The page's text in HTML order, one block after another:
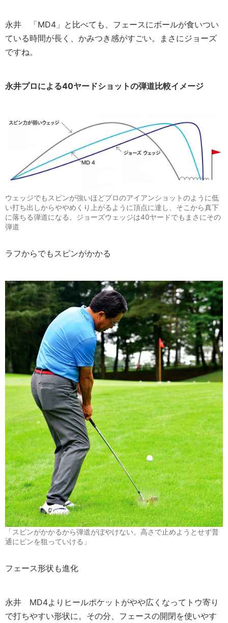
永井 「MD4」と比べても、フェースにボールが食いつい
ている時間が長く、かみつき感がすごい。まさにジョーズ
ですね。
永井プロによる40ヤードショットの弾道比較イメージ
ウェッジでもスピンが強いほどプロのアイアンショットのように低
い打ち出しからややめくり上がるように頂点に達し、そこから真下
に落ちる弾道になる。ジョーズウェッジは40ヤードでもまさにその
弾道
ラフからでもスピンがかかる
「スピンがかかるから弾道がぼやけない。高さで止めようとせず普
通にピンを狙っていける」
フェース形状も進化
永井 MD4よりヒールポケットがやや広くなってトウ寄り
で打ちやすい形状に。その分、フェースの開閉を使いやす